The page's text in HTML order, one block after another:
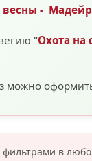
весны -
"Охота на
можно
фильтрами в